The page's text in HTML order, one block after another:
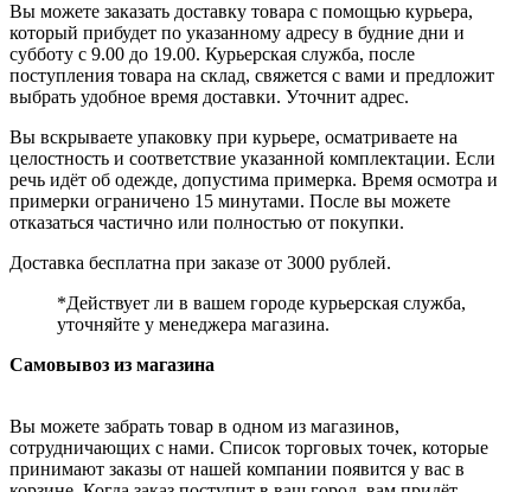
Вы можете заказать доставку товара с помощью курьера,
который прибудет по указанному адресу в будние дни и
субботу с 9.00 до 19.00. Курьерская служба, после
поступления товара на склад, свяжется с вами и предложит
выбрать удобное время доставки. Уточнит адрес.
Вы вскрываете упаковку при курьере, осматриваете на
целостность и соответствие указанной комплектации. Если
речь идёт об одежде, допустима примерка. Время осмотра и
примерки ограничено 15 минутами. После вы можете
отказаться частично или полностью от покупки.
Доставка бесплатна при заказе от 3000 рублей.
*Действует ли в вашем городе курьерская служба,
уточняйте у менеджера магазина.
Самовывоз из магазина
Вы можете забрать товар в одном из магазинов,
сотрудничающих с нами. Список торговых точек, которые
принимают заказы от нашей компании появится у вас в